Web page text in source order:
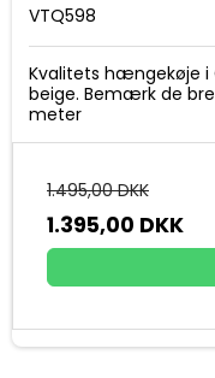
VTQ598
Kvalitets hængekøje i
beige. Bemærk de
meter
1.495,00 DKK
1.395,00 DKK